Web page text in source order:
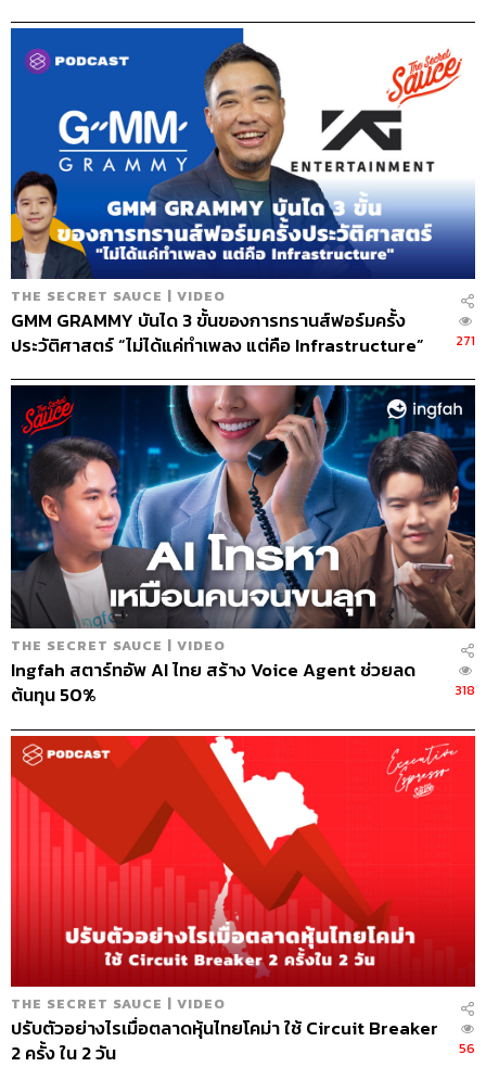
THE SECRET SAUCE | VIDEO
GMM GRAMMY บันได 3 ขั้นของการทรานส์​ฟอร์มครั้ง
ประวัติศาสตร์ “ไม่ได้แค่ทำเพลง แต่คือ Infrastructure”
271
THE SECRET SAUCE | VIDEO
Ingfah สตาร์ทอัพ AI ไทย สร้าง Voice Agent ช่วยลด
ต้นทุน 50%
318
THE SECRET SAUCE | VIDEO
ปรับตัวอย่างไรเมื่อตลาดหุ้นไทยโคม่า ใช้ Circuit Breaker
2 ครั้ง ใน 2 วัน
56